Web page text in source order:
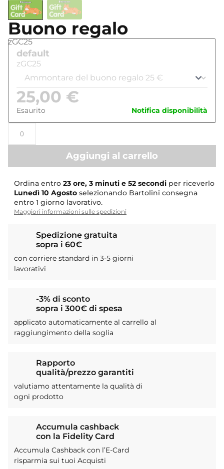
Buono regalo
zGC25
default
zGC25
25,00 €
Esaurito Notifica disponibilità
Aggiungi al carrello
Ordina entro 23 ore, 3 minuti e 52 secondi per riceverlo
Lunedì 10 Agosto selezionando Bartolini consegna
entro 1 giorno lavorativo.
Maggiori informazioni sulle spedizioni
Spedizione gratuita
sopra i 60€
con corriere standard in 3-5 giorni
lavorativi
-3% di sconto
sopra i 300€ di spesa
applicato automaticamente al carrello al
raggiungimento della soglia
Rapporto
qualità/prezzo garantiti
valutiamo attentamente la qualità di
ogni prodotto
Accumula cashback
con la Fidelity Card
Accumula Cashback con l’E-Card
risparmia sui tuoi Acquisti